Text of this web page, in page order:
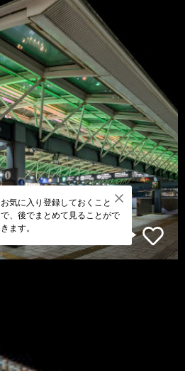
お気に入り登録しておくこと
で、後でまとめて見ることがで
きます。